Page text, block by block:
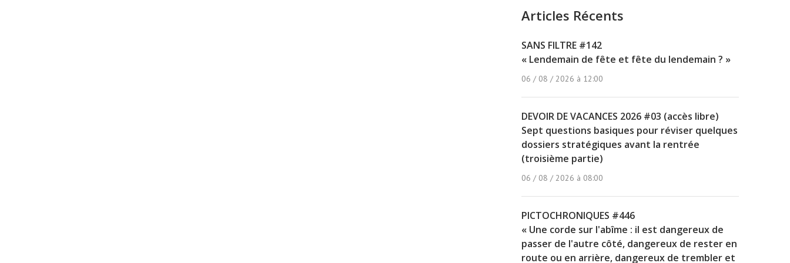
Articles Récents
SANS FILTRE #142
« Lendemain de fête et fête du lendemain ? »
06 / 08 / 2026 à 12:00
DEVOIR DE VACANCES 2026 #03 (accès libre)
Sept questions basiques pour réviser quelques
dossiers stratégiques avant la rentrée
(troisième partie)
06 / 08 / 2026 à 08:00
PICTOCHRONIQUES #446
« Une corde sur l'abîme : il est dangereux de
passer de l'autre côté, dangereux de rester en
route ou en arrière, dangereux de trembler et